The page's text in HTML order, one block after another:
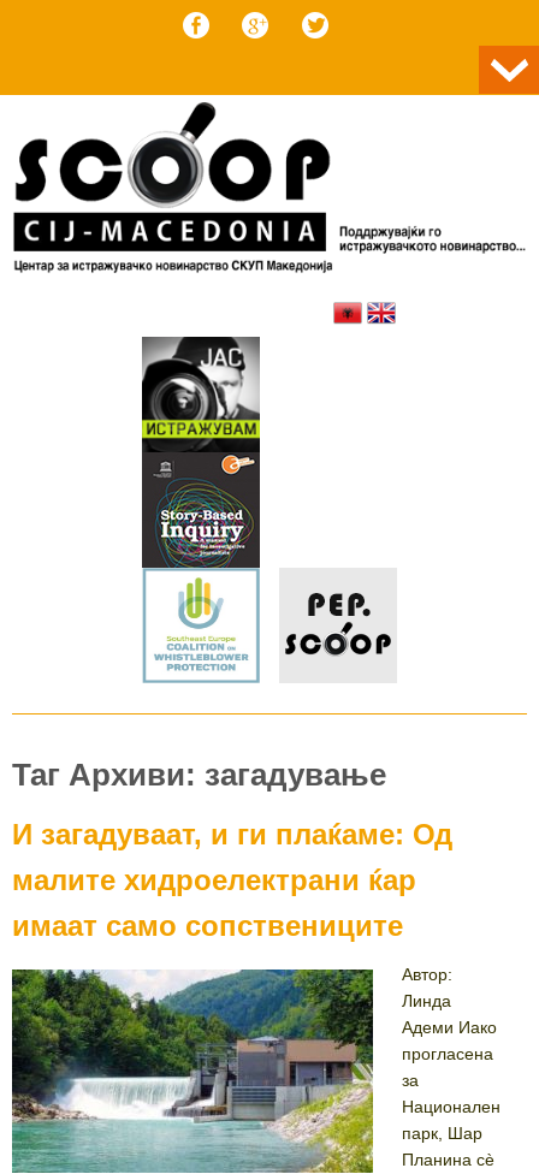
Таг Архиви: загадување
И загадуваат, и ги плаќаме: Од
малите хидроелектрани ќар
имаат само сопствениците
Автор:
Линда
Адеми Иако
прогласена
за
Национален
парк, Шар
Планина сè